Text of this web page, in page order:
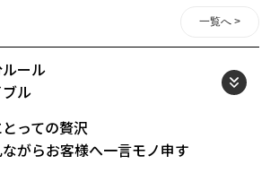
一覧へ >
ール
ル
っての贅沢
がらお客様へ一言モノ申す